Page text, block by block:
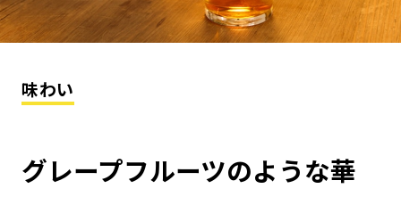
味わい
グレープフルーツのような華